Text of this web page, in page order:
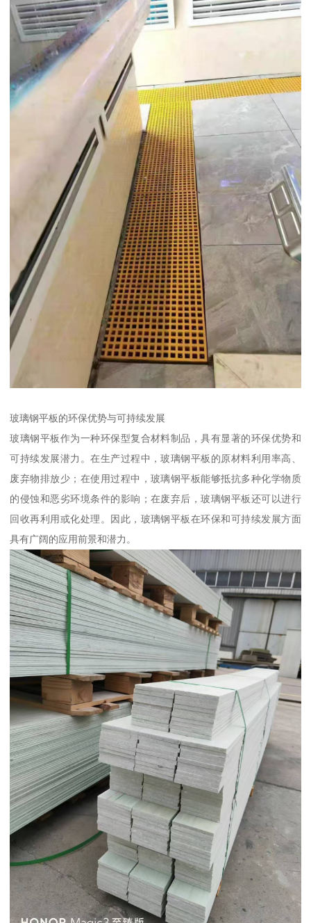
玻璃钢平板的环保优势与可持续发展
玻璃钢平板作为一种环保型复合材料制品，具有显著的环保优势和
可持续发展潜力。在生产过程中，玻璃钢平板的原材料利用率高、
废弃物排放少；在使用过程中，玻璃钢平板能够抵抗多种化学物质
的侵蚀和恶劣环境条件的影响；在废弃后，玻璃钢平板还可以进行
回收再利用或化处理。因此，玻璃钢平板在环保和可持续发展方面
具有广阔的应用前景和潜力。